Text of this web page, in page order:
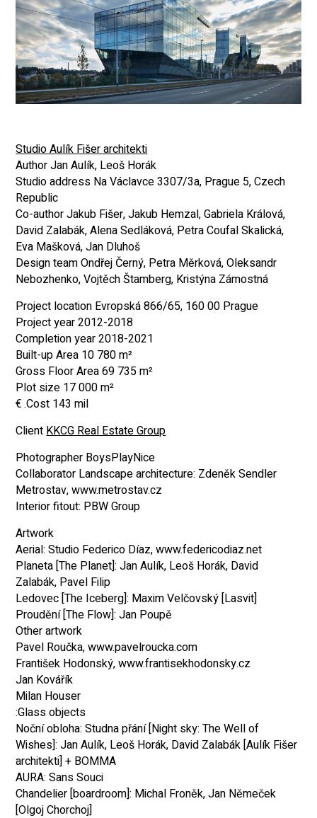
Studio Aulík Fišer architekti
Author Jan Aulík, Leoš Horák
Studio address Na Václavce 3307/3a, Prague 5, Czech
Republic
Co-author Jakub Fišer, Jakub Hemzal, Gabriela Králová,
David Zalabák, Alena Sedláková, Petra Coufal Skalická,
Eva Mašková, Jan Dluhoš
Design team Ondřej Černý, Petra Měrková, Oleksandr
Nebozhenko, Vojtěch Štamberg, Kristýna Zámostná
Project location Evropská 866/65, 160 00 Prague
Project year 2012-2018
Completion year 2018-2021
Built-up Area 10 780 m²
Gross Floor Area 69 735 m²
Plot size 17 000 m²
Cost 143 mil. €
Client KKCG Real Estate Group
Photographer BoysPlayNice
Collaborator Landscape architecture: Zdeněk Sendler
Metrostav, www.metrostav.cz
Interior fitout: PBW Group
Artwork
Aerial: Studio Federico Díaz, www.federicodiaz.net
Planeta [The Planet]: Jan Aulík, Leoš Horák, David
Zalabák, Pavel Filip
Ledovec [The Iceberg]: Maxim Velčovský [Lasvit]
Proudění [The Flow]: Jan Poupě
Other artwork
Pavel Roučka, www.pavelroucka.com
František Hodonský, www.frantisekhodonsky.cz
Jan Kovářík
Milan Houser
Glass objects:
Noční obloha: Studna přání [Night sky: The Well of
Wishes]: Jan Aulík, Leoš Horák, David Zalabák [Aulík Fišer
architekti] + BOMMA
AURA: Sans Souci
Chandelier [boardroom]: Michal Froněk, Jan Němeček
[Olgoj Chorchoj]